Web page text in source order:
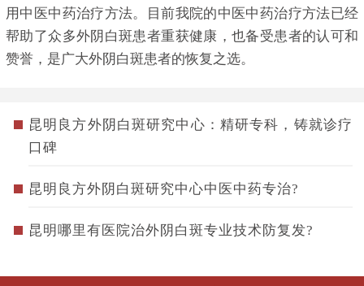
用中医中药治疗方法。目前我院的中医中药治疗方法已经
帮助了众多外阴白斑患者重获健康，也备受患者的认可和
赞誉，是广大外阴白斑患者的恢复之选。
昆明良方外阴白斑研究中心：精研专科，铸就诊疗
口碑
昆明良方外阴白斑研究中心中医中药专治?
昆明哪里有医院治外阴白斑专业技术防复发?